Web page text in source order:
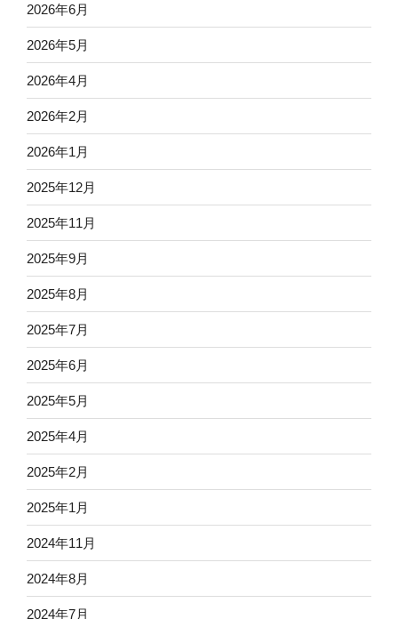
2026年6月
2026年5月
2026年4月
2026年2月
2026年1月
2025年12月
2025年11月
2025年9月
2025年8月
2025年7月
2025年6月
2025年5月
2025年4月
2025年2月
2025年1月
2024年11月
2024年8月
2024年7月